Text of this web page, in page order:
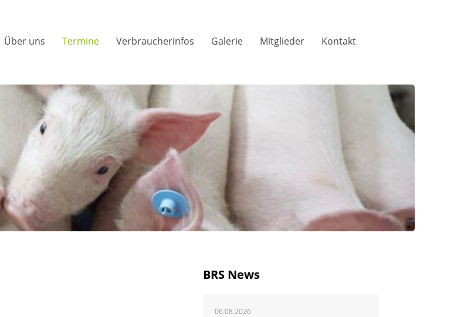
Über uns Termine Verbraucherinfos Galerie Mitglieder Kontakt
BRS News
06.08.2026